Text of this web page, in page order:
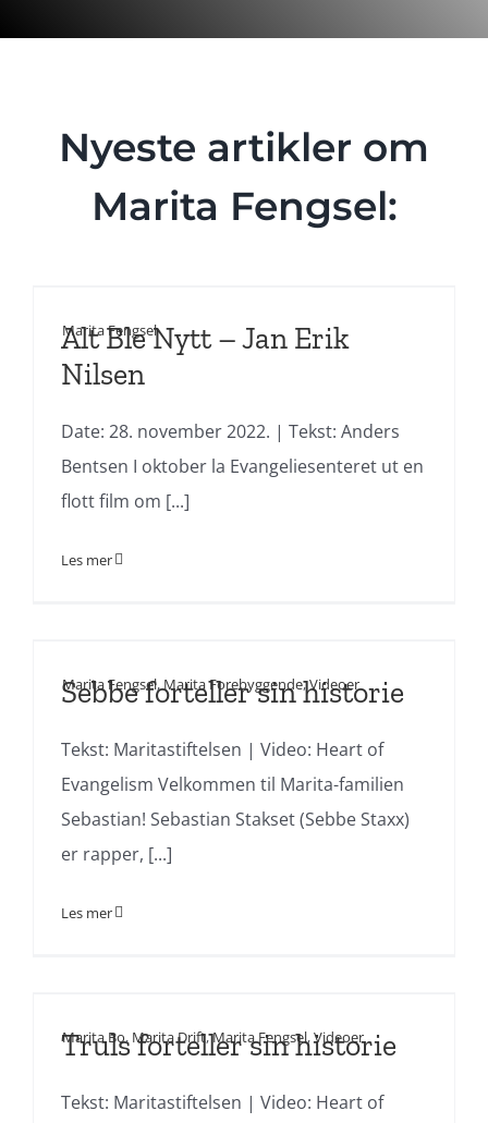
Nyeste artikler om
Marita Fengsel:
Alt Ble Nytt – Jan Erik
Nilsen
Marita Fengsel
Date: 28. november 2022. | Tekst: Anders
Bentsen I oktober la Evangeliesenteret ut en
flott film om [...]
Les mer
Sebbe forteller sin historie
Marita Fengsel,Marita Forebyggende,Videoer
Tekst: Maritastiftelsen | Video: Heart of
Evangelism Velkommen til Marita-familien
Sebastian! Sebastian Stakset (Sebbe Staxx)
er rapper, [...]
Les mer
Truls forteller sin historie
Marita Bo, Marita Drift,Marita Fengsel,Videoer
Tekst: Maritastiftelsen | Video: Heart of